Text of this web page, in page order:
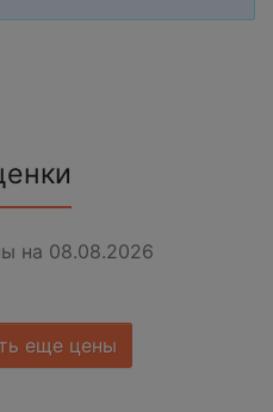
на 08.08.2026
еще цены